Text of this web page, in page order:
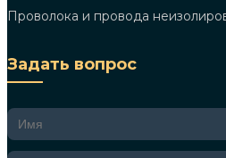
Проволока и провода
Задать вопрос